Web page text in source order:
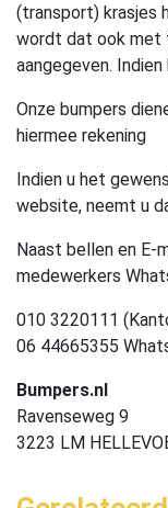
(transport) krasjes
wordt dat ook met
aangegeven.
Onze bumpers
hiermee rekening
Indien u het
website, neemt u
Naast bellen en E-
medewerkers
010 3220111
06 44665355
Bumpers.nl
Ravenseweg 9
3223 LM